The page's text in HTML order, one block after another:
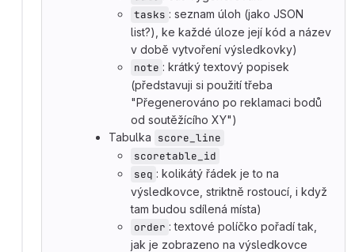
tasks : seznam úloh (jako JSON
list?), ke každé úloze její kód a název
v době vytvoření výsledkovky)
note : krátký textový popisek
(představuji si použití třeba
"Přegenerováno po reklamaci bodů
od soutěžícího XY")
Tabulka score_line
scoretable_id
seq : kolikátý řádek je to na
výsledkovce, striktně rostoucí, i když
tam budou sdílená místa)
order : textové políčko pořadí tak,
jak je zobrazeno na výsledkovce